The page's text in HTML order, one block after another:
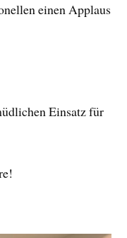
einen Applaus
Einsatz für